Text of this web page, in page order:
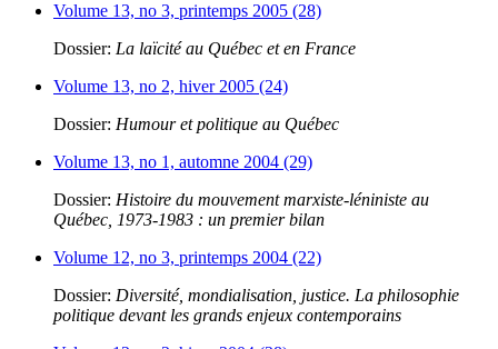
Volume 13, no 3, printemps 2005 (28)
Dossier: La laïcité au Québec et en France
Volume 13, no 2, hiver 2005 (24)
Dossier: Humour et politique au Québec
Volume 13, no 1, automne 2004 (29)
Dossier: Histoire du mouvement marxiste-léniniste au
Québec, 1973-1983 : un premier bilan
Volume 12, no 3, printemps 2004 (22)
Dossier: Diversité, mondialisation, justice. La philosophie
politique devant les grands enjeux contemporains